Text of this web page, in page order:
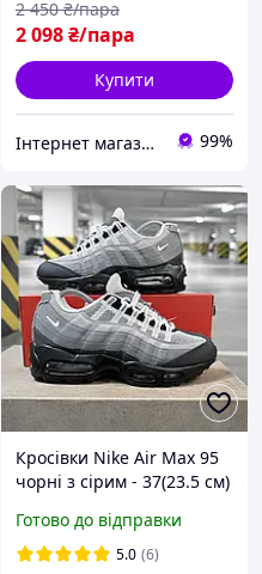
2 098₴/пара
2 450 ₴/пара
Купити
Інтернет магазин одягу та взуття " Rare " 99%
Кросівки Nike Air Max 95
чорні з сірим - 37(23.5 см)
Готово до відправки
5.0 (6)